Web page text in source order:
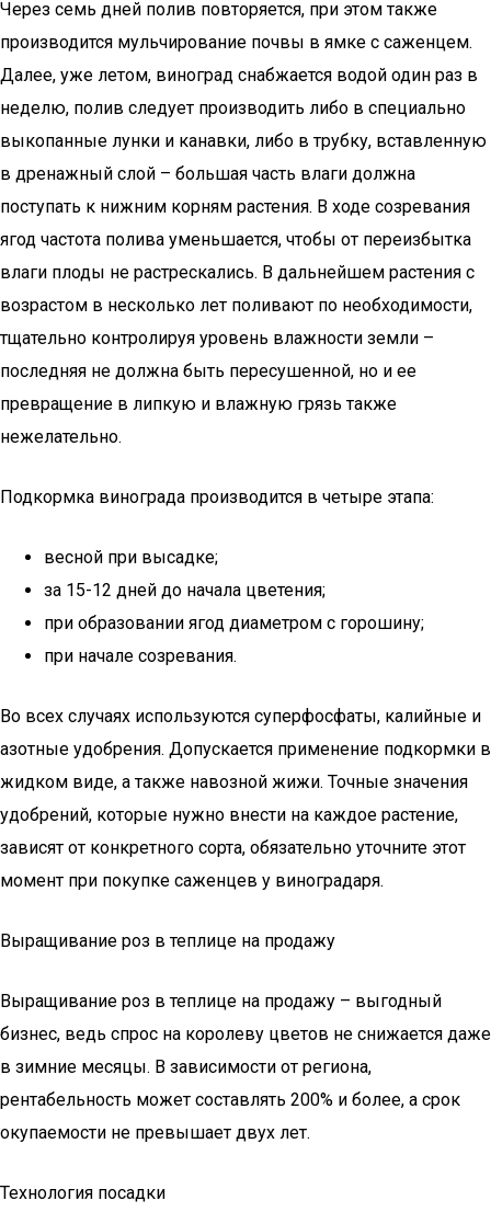
Через семь дней полив повторяется, при этом также
производится мульчирование почвы в ямке с саженцем.
Далее, уже летом, виноград снабжается водой один раз в
неделю, полив следует производить либо в специально
выкопанные лунки и канавки, либо в трубку, вставленную
в дренажный слой – большая часть влаги должна
поступать к нижним корням растения. В ходе созревания
ягод частота полива уменьшается, чтобы от переизбытка
влаги плоды не растрескались. В дальнейшем растения с
возрастом в несколько лет поливают по необходимости,
тщательно контролируя уровень влажности земли –
последняя не должна быть пересушенной, но и ее
превращение в липкую и влажную грязь также
нежелательно.
Подкормка винограда производится в четыре этапа:
весной при высадке;
за 15-12 дней до начала цветения;
при образовании ягод диаметром с горошину;
при начале созревания.
Во всех случаях используются суперфосфаты, калийные и
азотные удобрения. Допускается применение подкормки в
жидком виде, а также навозной жижи. Точные значения
удобрений, которые нужно внести на каждое растение,
зависят от конкретного сорта, обязательно уточните этот
момент при покупке саженцев у виноградаря.
Выращивание роз в теплице на продажу
Выращивание роз в теплице на продажу – выгодный
бизнес, ведь спрос на королеву цветов не снижается даже
в зимние месяцы. В зависимости от региона,
рентабельность может составлять 200% и более, а срок
окупаемости не превышает двух лет.
Технология посадки